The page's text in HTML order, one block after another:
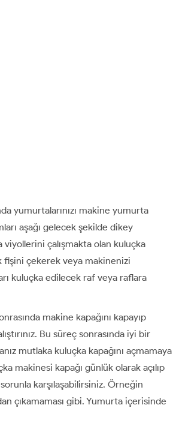
yumurtalarınızı makine yumurta
aşağı gelecek şekilde dikey
çalışmakta olan kuluçka
çekerek veya makinenizi
kuluçka edilecek raf veya raflara
makine kapağını kapayıp
Bu süreç sonrasında iyi bir
mutlaka kuluçka kapağını açmamaya
makinesi kapağı günlük olarak açılıp
sorunla karşılaşabilirsiniz. Örneğin
çıkamaması gibi. Yumurta içerisinde